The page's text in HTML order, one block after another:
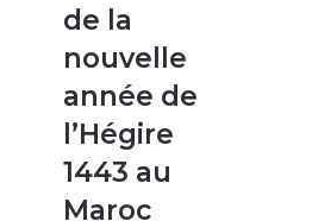
de
la
nouvelle
de
l’Hégire
1443
au
Maroc
de la
nouvelle
année de
l’Hégire
1443 au
Maroc